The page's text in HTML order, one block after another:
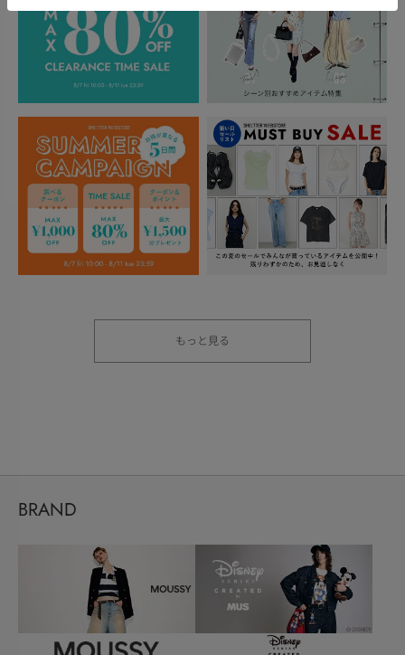
もっと見る
BRAND